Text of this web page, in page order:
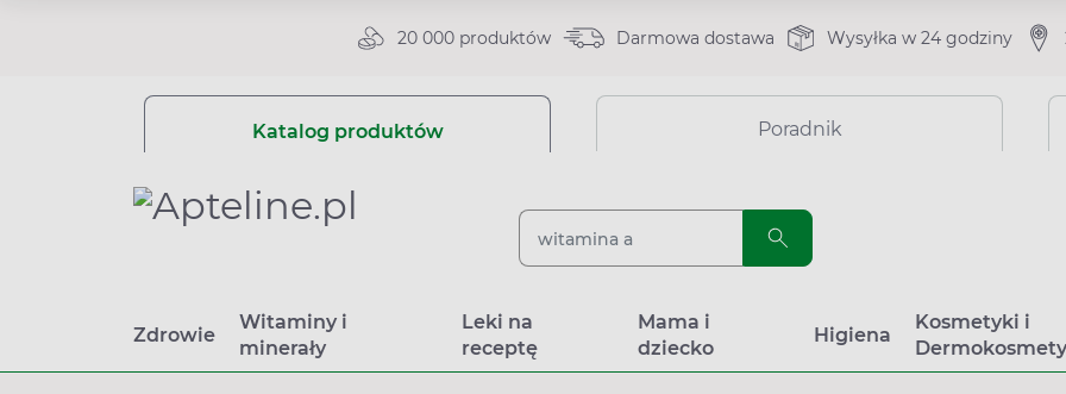
20 000 produktów Darmowa dostawa Wysyłka w 24 godziny
Katalog produktów Poradnik
Zdrowie
Witaminy i
minerały
Leki na
receptę
Mama i
dziecko
Higiena
Kosmetyki i